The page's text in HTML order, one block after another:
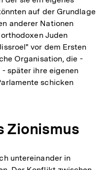
auf der Grundlage
anderer Nationen
Juden
vor dem Ersten
Organisation, die -
später ihre eigenen
schicken
Zionismus
untereinander in